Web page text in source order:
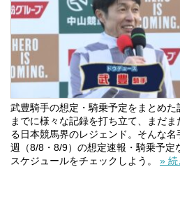
武豊騎手の想定・騎乗予定をまとめ
までに様々な記録を打ち立て、まだ
る日本競馬界のレジェンド。そんな
週（8/8・8/9）の想定速報・騎乗予定
スケジュールをチェックしよう。 » 続